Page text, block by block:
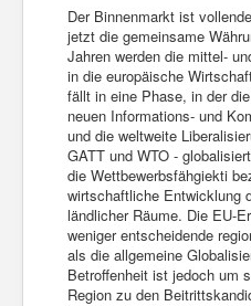
Netzwerk
Der Binnenmarkt ist
jetzt die gemeinsame
Jahren werden die mittel-
in die europäische
fällt in eine Phase, in der
neuen Informations- und
und die weltweite
GATT und WTO -
die Wettbewerbsfähgiekti
wirtschaftliche Entwicklung
ländlicher Räume. Die EU-
weniger entscheidende
als die allgemeine
Betroffenheit ist jedoch um
Region zu den